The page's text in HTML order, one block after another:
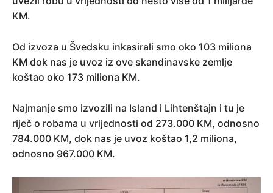
KM.
Od izvoza u Švedsku inkasirali smo oko 103 miliona
KM dok nas je uvoz iz ove skandinavske zemlje
koštao oko 173 miliona KM.
Najmanje smo izvozili na Island i Lihtenštajn i tu je
riječ o robama u vrijednosti od 273.000 KM, odnosno
784.000 KM, dok nas je uvoz koštao 1,2 miliona,
odnosno 967.000 KM.